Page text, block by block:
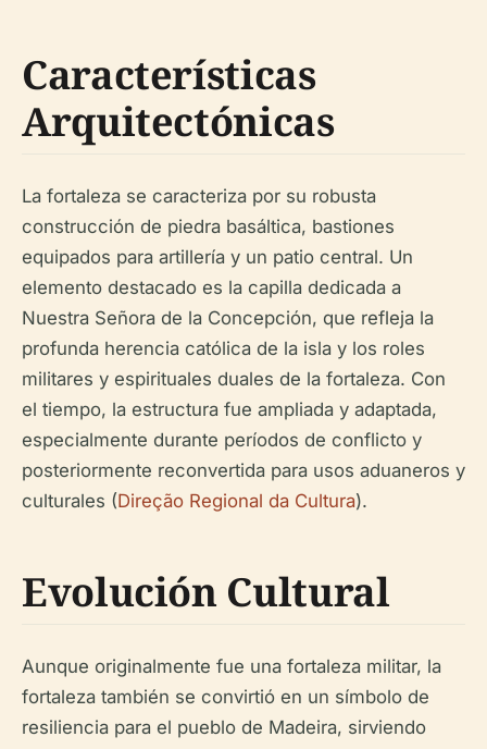
Características
Arquitectónicas
La fortaleza se caracteriza por su robusta
construcción de piedra basáltica, bastiones
equipados para artillería y un patio central. Un
elemento destacado es la capilla dedicada a
Nuestra Señora de la Concepción, que refleja la
profunda herencia católica de la isla y los roles
militares y espirituales duales de la fortaleza. Con
el tiempo, la estructura fue ampliada y adaptada,
especialmente durante períodos de conflicto y
posteriormente reconvertida para usos aduaneros y
culturales (Direção Regional da Cultura).
Evolución Cultural
Aunque originalmente fue una fortaleza militar, la
fortaleza también se convirtió en un símbolo de
resiliencia para el pueblo de Madeira, sirviendo